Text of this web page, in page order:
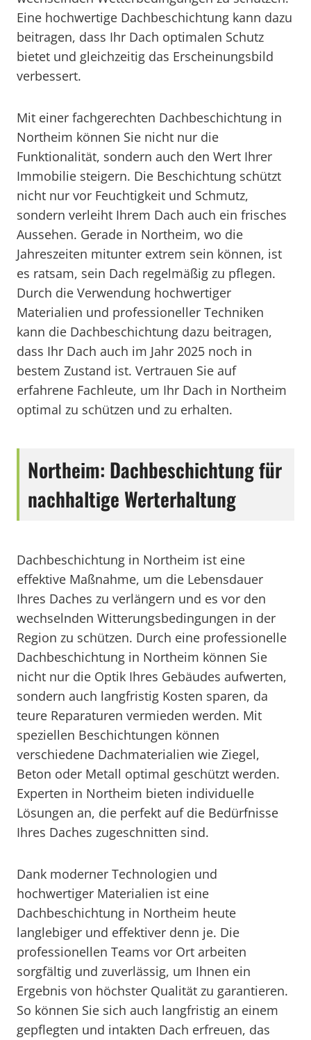
Eine hochwertige Dachbeschichtung kann dazu
beitragen, dass Ihr Dach optimalen Schutz
bietet und gleichzeitig das Erscheinungsbild
verbessert.
Mit einer fachgerechten Dachbeschichtung in
Northeim können Sie nicht nur die
Funktionalität, sondern auch den Wert Ihrer
Immobilie steigern. Die Beschichtung schützt
nicht nur vor Feuchtigkeit und Schmutz,
sondern verleiht Ihrem Dach auch ein frisches
Aussehen. Gerade in Northeim, wo die
Jahreszeiten mitunter extrem sein können, ist
es ratsam, sein Dach regelmäßig zu pflegen.
Durch die Verwendung hochwertiger
Materialien und professioneller Techniken
kann die Dachbeschichtung dazu beitragen,
dass Ihr Dach auch im Jahr 2025 noch in
bestem Zustand ist. Vertrauen Sie auf
erfahrene Fachleute, um Ihr Dach in Northeim
optimal zu schützen und zu erhalten.
Northeim: Dachbeschichtung für
nachhaltige Werterhaltung
Dachbeschichtung in Northeim ist eine
effektive Maßnahme, um die Lebensdauer
Ihres Daches zu verlängern und es vor den
wechselnden Witterungsbedingungen in der
Region zu schützen. Durch eine professionelle
Dachbeschichtung in Northeim können Sie
nicht nur die Optik Ihres Gebäudes aufwerten,
sondern auch langfristig Kosten sparen, da
teure Reparaturen vermieden werden. Mit
speziellen Beschichtungen können
verschiedene Dachmaterialien wie Ziegel,
Beton oder Metall optimal geschützt werden.
Experten in Northeim bieten individuelle
Lösungen an, die perfekt auf die Bedürfnisse
Ihres Daches zugeschnitten sind.
Dank moderner Technologien und
hochwertiger Materialien ist eine
Dachbeschichtung in Northeim heute
langlebiger und effektiver denn je. Die
professionellen Teams vor Ort arbeiten
sorgfältig und zuverlässig, um Ihnen ein
Ergebnis von höchster Qualität zu garantieren.
So können Sie sich auch langfristig an einem
gepflegten und intakten Dach erfreuen, das